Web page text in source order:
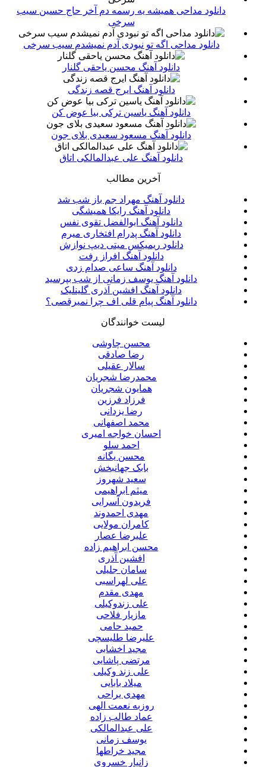
دانلود مداحی همیشه یه رسمه دم آخر حاج حسین سیب
سرخی
دانلود مداحی اگه تو نبودی آدم نمیشدم سیب سرخی
دانلود آهنگ محسن یاحقی گلنار
دانلود آهنگ ایرج قصه زندگی
دانلود آهنگ یاسین ترکی بیا عوض کن
دانلود آهنگ مسعود سعیدی بلای جون
دانلود آهنگ علی عبدالمالکی اتاق
آخرین مطالب
دانلود آهنگ مهراد جم باز شب شد
دانلود آهنگ رایکا همیشگی
دانلود آهنگ ابوالفضل تقوی نفس
دانلود آهنگ پدرام افتخاری میرم
دانلود ریمیکس میتی دیپ نوازش
دانلود آهنگ افراز رفت
دانلود آهنگ ساعی صدام زدی
دانلود آهنگ یوسف زمانی از شب بپرسید
دانلود آهنگ افشین آذری گلینلیک
دانلود آهنگ پیام قلی اف چرا نمیرقصی؟
لیست خوانندگان
محسن چاوشی
رضا صادقی
سالار عقیلی
محمدرضا شجریان
همایون شجریان
فرزاد فرزین
رضا یزدانی
محمد اصفهانی
احسان خواجه امیری
احمد سلو
محسن یگانه
بابک جهانبخش
سعید شهروز
میثم ابراهیمی
فریدون آسرایی
مهدی احمدوند
کامران مولایی
علیرضا عصار
محسن ابراهیم زاده
افشین آذری
سامان جلیلی
علی لهراسبی
مهدی مقدم
علی زندوکیلی
مازیار فلاحی
حمید حامی
علیرضا طلیسچی
مجید اخشابی
مرتضی پاشایی
علی زند وکیلی
میلاد بابایی
مهدی یراحی
روزبه نعمت الهی
عماد طالب زاده
علی عبدالمالکی
یوسف زمانی
مجید خراطها
زانیار خسروی